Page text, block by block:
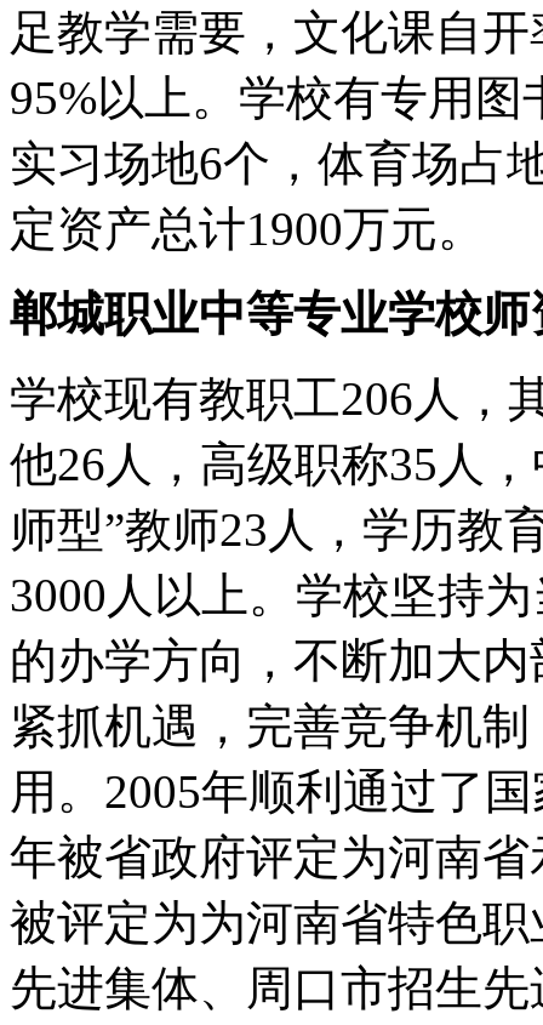
足教学需要，文化课自
95%以上。学校有专用
实习场地6个，体育场占
定资产总计1900万元。
郸城职业中等专业学校师
学校现有教职工206人，
他26人，高级职称35人
师型”教师23人，学历教
3000人以上。学校坚持
的办学方向，不断加大
紧抓机遇，完善竞争机
用。2005年顺利通过了
年被省政府评定为河南
被评定为为河南省特色
先进集体、周口市招生